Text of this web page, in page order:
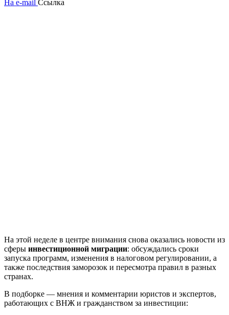
На e-mail Ссылка
На этой неделе в центре внимания снова оказались новости из
сферы инвестиционной миграции: обсуждались сроки
запуска программ, изменения в налоговом регулировании, а
также последствия заморозок и пересмотра правил в разных
странах.
В подборке — мнения и комментарии юристов и экспертов,
работающих с ВНЖ и гражданством за инвестиции: